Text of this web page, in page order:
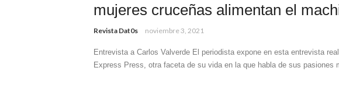
mujeres cruceñas alimentan el
Revista Dat0s noviembre 3, 2021
Entrevista a Carlos Valverde El periodista expone en esta entrevista
Express Press, otra faceta de su vida en la que habla de sus pasiones